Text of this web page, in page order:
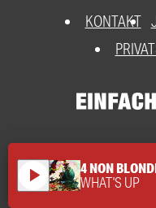
KONTAKT
play_arrow 4 NON
WHAT'S UP